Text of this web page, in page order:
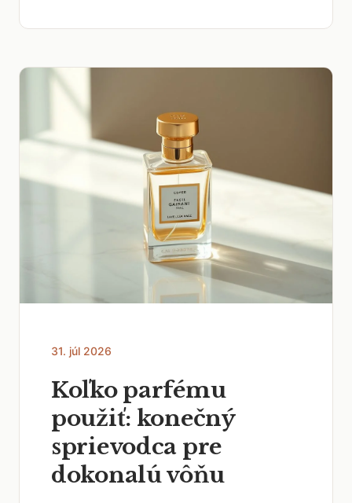
31. júl 2026
Koľko parfému
použiť: konečný
sprievodca pre
dokonalú vôňu